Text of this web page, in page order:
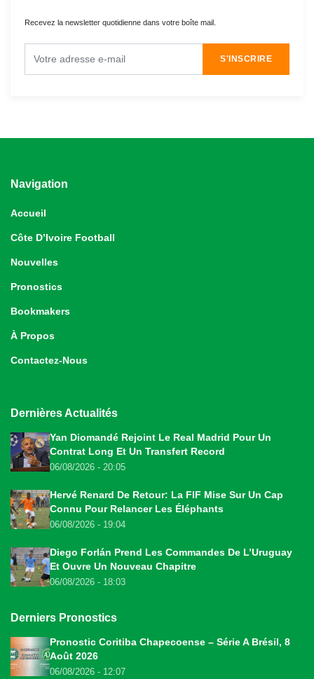
Recevez la newsletter quotidienne dans votre boîte mail.
S'INSCRIRE
Navigation
Accueil
Côte D’Ivoire Football
Nouvelles
Pronostics
Bookmakers
À Propos
Contactez-Nous
Dernières Actualités
Yan Diomandé Rejoint Le Real Madrid Pour Un
Contrat Long Et Un Transfert Record
06/08/2026 - 20:05
Hervé Renard De Retour: La FIF Mise Sur Un Cap
Connu Pour Relancer Les Éléphants
06/08/2026 - 19:04
Diego Forlán Prend Les Commandes De L’Uruguay
Et Ouvre Un Nouveau Chapitre
06/08/2026 - 18:03
Derniers Pronostics
Pronostic Coritiba Chapecoense – Série A Brésil, 8
Août 2026
06/08/2026 - 12:07